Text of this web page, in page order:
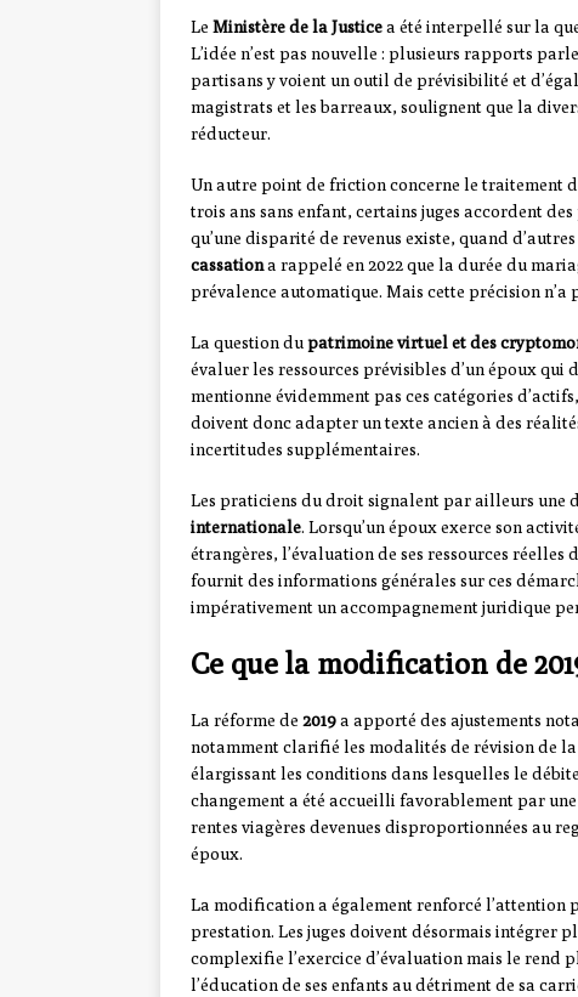
Le Ministère de la Justicea été interpellé sur la
L’idée n’est pas nouvelle : plusieurs rapports
partisans y voient un outil de prévisibilité et
magistrats et les barreaux, soulignent que la
réducteur.
Un autre point de friction concerne le traitement
trois ans sans enfant, certains juges accordent
qu’une disparité de revenus existe, quand
cassationa rappelé en 2022 que la durée du
prévalence automatique. Mais cette précision n’a
La question dupatrimoine virtuel et des
évaluer les ressources prévisibles d’un époux qui
mentionne évidemment pas ces catégories
doivent donc adapter un texte ancien à des
incertitudes supplémentaires.
Les praticiens du droit signalent par ailleurs une
internationale. Lorsqu’un époux exerce son
étrangères, l’évaluation de ses ressources réelles
fournit des informations générales sur ces
impérativement un accompagnement juridique
Ce que la modification de
La réforme de 2019a apporté des ajustements
notamment clarifié les modalités de révision de
élargissant les conditions dans lesquelles le
changement a été accueilli favorablement par
rentes viagères devenues disproportionnées au
époux.
La modification a également renforcé l’attention
prestation. Les juges doivent désormais intégrer
complexifie l’exercice d’évaluation mais le rend
l’éducation de ses enfants au détriment de sa